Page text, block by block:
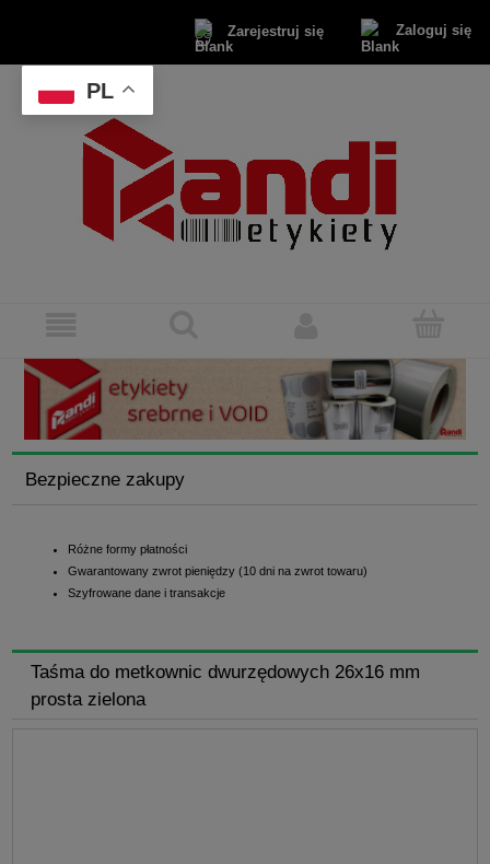
Zarejestruj się Zaloguj się
Bezpieczne zakupy
Różne formy płatności
Gwarantowany zwrot pieniędzy (10 dni na zwrot towaru)
Szyfrowane dane i transakcje
Taśma do metkownic dwurzędowych 26x16 mm
prosta zielona
PL